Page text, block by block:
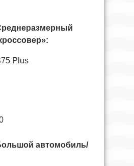
Plus
автомобиль/